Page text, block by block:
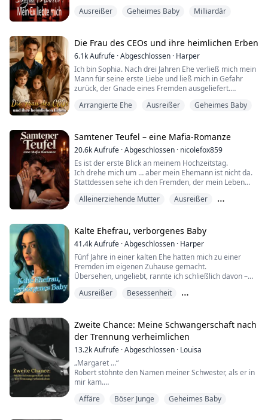
Fünf Jahre später kehre ich mit überragenden
renommierte „Dr. Green“.
Mit geröteten Augen drängt Charles Windsor mich in
die Enge und presst hervor: „Diana, unsere Ki...
Ausreißer Geheimes Baby Milliardär
Die Frau des CEOs und ihre heimlichen Erben
6.1kAufrufe ·Abgeschlossen · Harper
Ich bin Sophia. Nach drei Jahren Ehe verließ mich mein
Mann für seine erste Liebe und ließ mich in Gefahr
zurück, der Gnade eines Fremden ausgeliefert.
Ich war verzweifelt und schwanger, als er mich des
Fünf Jahre später kehre ich mit Zwillingen zurück. Mit
Tränen in den Augen fordert er: „Wessen Kinder sind
das? Mit w...
Arrangierte Ehe Ausreißer Geheimes Baby
Samtener Teufel – eine Mafia-Romanze
20.6kAufrufe ·Abgeschlossen · nicolefox859
Es ist der erste Blick an meinem Hochzeitstag.
Ich drehe mich um … aber mein Ehemann ist nicht da.
Stattdessen sehe ich den Fremden, der mein Leben
der Weltgeschichte.
Ein Blind Date mit irgendeinem Arschloch, das ein Nein
nicht akzeptieren wollte.
Da tauchte der gut aussehende Fremde auf.
Rettete mich.
Un...
Alleinerziehende Mutter
Ausreißer
Kalte Ehefrau, verborgenes Baby
41.4kAufrufe ·Abgeschlossen · Harper
Fünf Jahre in einer kalten Ehe hatten mich zu einer
Fremden im eigenen Zuhause gemacht.
Übersehen, ungeliebt, rannte ich schließlich davon –
Ich dachte, er würde mich vergessen.
mich zu jagen.
Ausreißer
Besessenheit
Zweite Chance: Meine Schwangerschaft nach
der Trennung verheimlichen
13.2kAufrufe ·Abgeschlossen · Louisa
„Margaret …“
Robert stöhnte den Namen meiner Schwester, als er in
mir kam.
von Margaret gelebt.
Affäre Böser Junge Geheimes Baby